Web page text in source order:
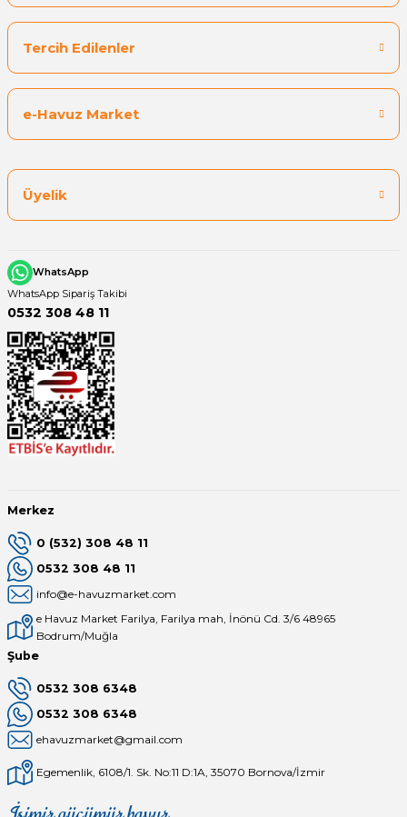
Tercih Edilenler
e-Havuz Market
Üyelik
WhatsApp
WhatsApp Sipariş Takibi
0532 308 48 11
Merkez
0 (532) 308 48 11
0532 308 48 11
info@e-havuzmarket.com
e Havuz Market Farilya, Farilya mah, İnönü Cd. 3/6 48965
Bodrum/Muğla
Şube
0532 308 6348
0532 308 6348
ehavuzmarket@gmail.com
Egemenlik, 6108/1. Sk. No:11 D:1A, 35070 Bornova/İzmir
Mağaza